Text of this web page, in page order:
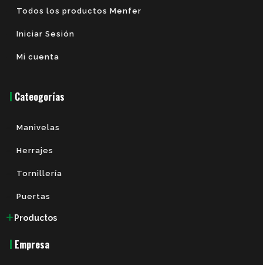
Todos los productos Menfer
Iniciar Sesión
Mi cuenta
Cateogorías
Manivelas
Herrajes
Tornillería
Puertas
Productos
Empresa